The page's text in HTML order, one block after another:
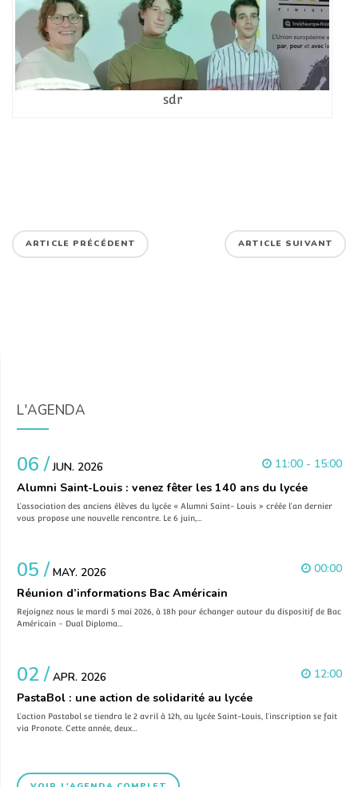
sdr
ARTICLE PRÉCÉDENT ARTICLE SUIVANT
L'AGENDA
06 /JUN. 2026
11:00 - 15:00
Alumni Saint-Louis : venez fêter les 140 ans du lycée
L’association des anciens élèves du lycée « Alumni Saint- Louis » créée l’an dernier
vous propose une nouvelle rencontre. Le 6 juin,…
05 / MAY. 2026
00:00
Réunion d’informations Bac Américain
Rejoignez nous le mardi 5 mai 2026, à 18h pour échanger autour du dispositif de Bac
Américain – Dual Diploma…
02 / APR. 2026
12:00
PastaBol : une action de solidarité au lycée
L’action Pastabol se tiendra le 2 avril à 12h, au lycée Saint-Louis, l’inscription se fait
via Pronote. Cette année, deux…